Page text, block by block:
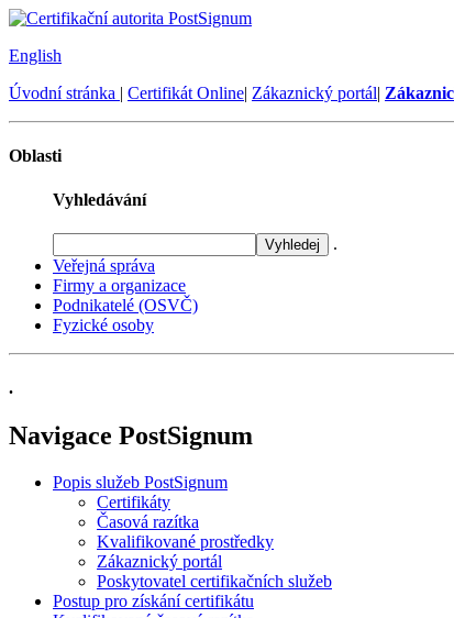
English
Úvodní stránka | Certifikát Online| Zákaznický portál|
Oblasti
Vyhledávání
.
Veřejná správa
Firmy a organizace
Podnikatelé (OSVČ)
Fyzické osoby
.
Navigace PostSignum
Popis služeb PostSignum
Certifikáty
Časová razítka
Kvalifikované prostředky
Zákaznický portál
Poskytovatel certifikačních služeb
Postup pro získání certifikátu